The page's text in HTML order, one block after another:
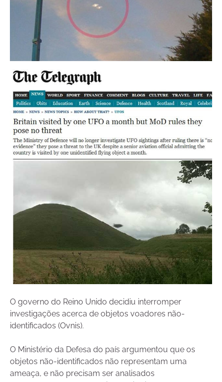
O governo do Reino Unido decidiu interromper
investigações acerca de objetos voadores não-
identificados (Ovnis).
O Ministério da Defesa do país argumentou que os
objetos não-identificados não representam uma
ameaça, e não precisam ser analisados